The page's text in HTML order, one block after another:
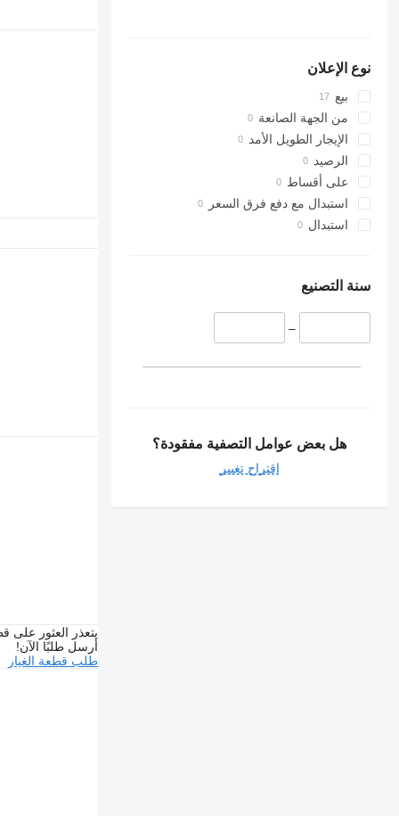
نوع الإعلان
بيع
من الجهة الصانعة
الإيجار الطويل الأمد
الرصيد
على أقساط
استبدال مع دفع فرق السعر
استبدال
سنة التصنيع
–
هل بعض عوامل التصفية مفقودة؟
اقتراح تغيير
يتعذر العثور على
أرسل طلبًا الآن!
طلب قطعة الغيار